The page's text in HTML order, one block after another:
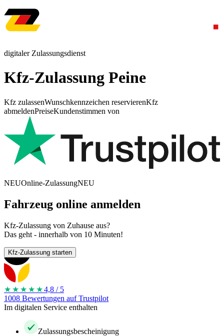
digitaler Zulassungsdienst
Kfz-Zulassung Peine
Kfz zulassenWunschkennzeichen reservierenKfz
abmeldenPreiseKundenstimmen von
NEUOnline-ZulassungNEU
Fahrzeug online anmelden
Kfz-Zulassung von Zuhause aus?
Das geht - innerhalb von 10 Minuten!
Kfz-Zulassung starten
★★★★ ★4,8 / 5
1008 Bewertungen auf Trustpilot
Im digitalen Service enthalten
Zulassungsbescheinigung